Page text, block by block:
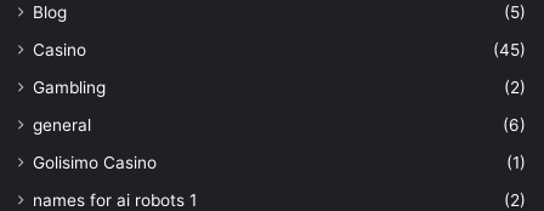
Blog
(5)
Casino
(45)
Gambling
(2)
general
(6)
Golisimo Casino
(1)
names for ai robots 1
(2)